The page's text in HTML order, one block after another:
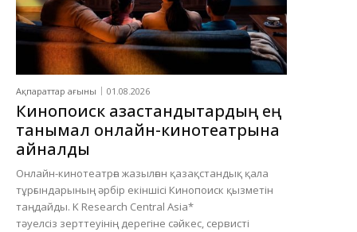
Ақпараттар ағыны 01.08.2026
Кинопоиск қазақстандықтардың ең
танымал онлайн-кинотеатрына
айналды
Онлайн-кинотеатрға жазылған қазақстандық қала
тұрғындарының әрбір екіншісі Кинопоиск қызметін
таңдайды. K Research Central Asia*
тәуелсіз зерттеуінің дерегіне сәйкес, сервисті